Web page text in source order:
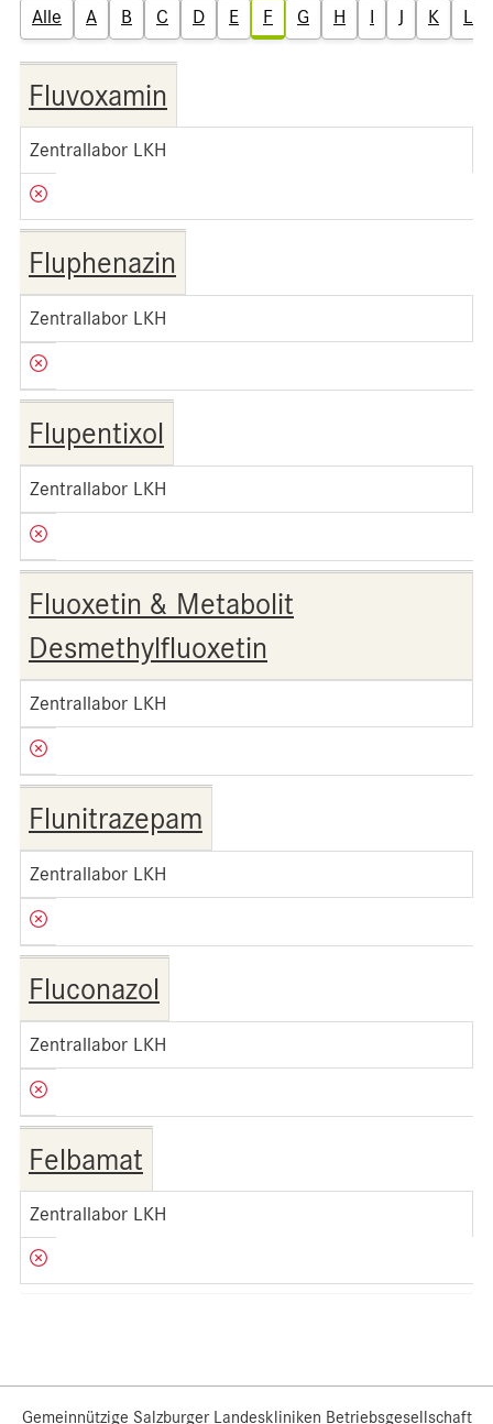
Alle A B C D E F G H I J K L
Fluvoxamin
Zentrallabor LKH
Fluphenazin
Zentrallabor LKH
Flupentixol
Zentrallabor LKH
Fluoxetin & Metabolit
Desmethylfluoxetin
Zentrallabor LKH
Flunitrazepam
Zentrallabor LKH
Fluconazol
Zentrallabor LKH
Felbamat
Zentrallabor LKH
Gemeinnützige Salzburger Landeskliniken Betriebsgesellschaft